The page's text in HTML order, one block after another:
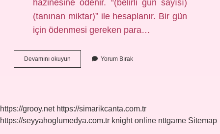
hazinesine ödenir. “(belirli gün sayısı)
(tanınan miktar)” ile hesaplanır. Bir gün
için ödenmesi gereken para…
Devamını okuyun
Para
Olur
Yorum Bırak
https://grooy.net https://simarikcanta.com.tr
https://seyyahoglumedya.com.tr knight online nttgame Sitemap